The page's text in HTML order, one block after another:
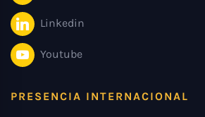
Linkedin
Youtube
PRESENCIA INTERNACIONAL